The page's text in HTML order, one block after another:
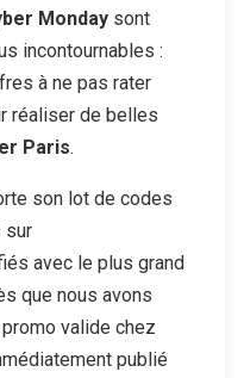
Monday sont
incontournables :
à ne pas rater
réaliser de belles
Paris.
son lot de codes
sur
avec le plus grand
que nous avons
valide chez
publié